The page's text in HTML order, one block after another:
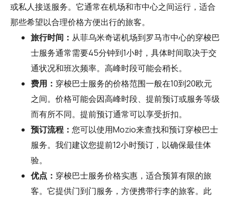
或私人接送服务。它通常在机场和市中心之间运行，适合
那些希望以合理价格方便出行的旅客。
旅行时间： 从菲乌米奇诺机场到罗马市中心的穿梭巴
士服务通常需要45分钟到1小时，具体时间取决于交
通状况和班次频率。高峰时段可能会稍长。
费用： 穿梭巴士服务的价格范围一般在10到20欧元
之间。价格可能会因高峰时段、提前预订或服务等级
而有所不同。提前预订通常可以享受折扣。
预订流程： 您可以使用Mozio来查找和预订穿梭巴士
服务。我们建议您提前12小时预订，以确保最佳体
验。
优点： 穿梭巴士服务价格实惠，适合预算有限的旅
客。它提供门到门服务，方便携带行李的旅客。此